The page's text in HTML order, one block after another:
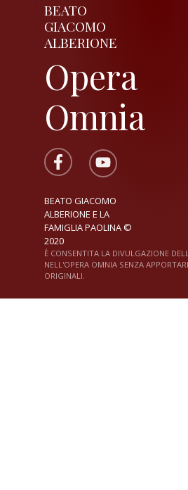
BEATO
GIACOMO
ALBERIONE
Opera
Omnia
BEATO GIACOMO
ALBERIONE E LA
FAMIGLIA PAOLINA ©
2020
È CONSENTITA LA DIVULGAZIONE
NELL'OPERA OMNIA SENZA
ORIGINALI.